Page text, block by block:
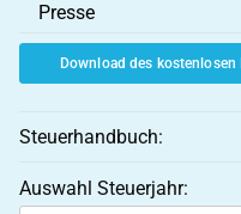
Presse
Download des
Steuerhandbuch:
Auswahl Steuerjahr: